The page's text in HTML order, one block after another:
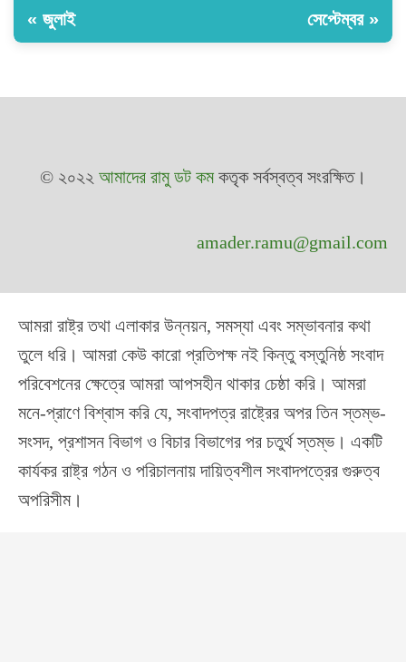
« জুলাই সেপ্টেম্বর »
© ২০২২ আমাদের রামু ডট কমকতৃক সর্বস্বত্ব সংরক্ষিত।
amader.ramu@gmail.com
আমরা রাষ্ট্র তথা এলাকার উন্নয়ন, সমস্যা এবং সম্ভাবনার কথা
তুলে ধরি। আমরা কেউ কারো প্রতিপক্ষ নই কিন্তু বস্তুনিষ্ঠ সংবাদ
পরিবেশনের ক্ষেত্রে আমরা আপসহীন থাকার চেষ্ঠা করি। আমরা
মনে-প্রাণে বিশ্বাস করি যে, সংবাদপত্র রাষ্ট্রের অপর তিন স্তম্ভ-
সংসদ, প্রশাসন বিভাগ ও বিচার বিভাগের পর চতুর্থ স্তম্ভ। একটি
কার্যকর রাষ্ট্র গঠন ও পরিচালনায় দায়িত্বশীল সংবাদপত্রের গুরুত্ব
অপরিসীম।